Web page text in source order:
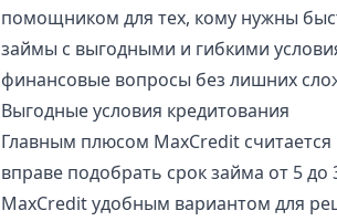
помощником для тех, кому нужны
займы с выгодными и гибкими
финансовые вопросы без лишних
Выгодные условия кредитования
Главным плюсом MaxCredit
вправе подобрать срок займа от 5
MaxCredit удобным вариантом для